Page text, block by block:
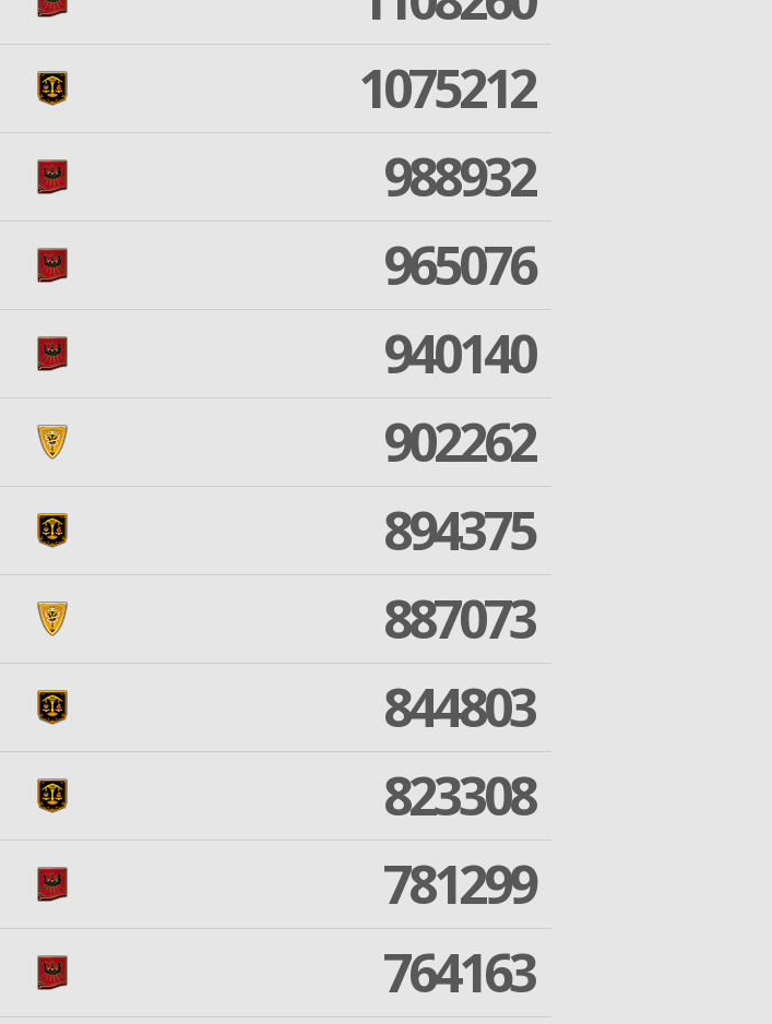
1075212
988932
965076
940140
902262
894375
887073
844803
823308
781299
764163